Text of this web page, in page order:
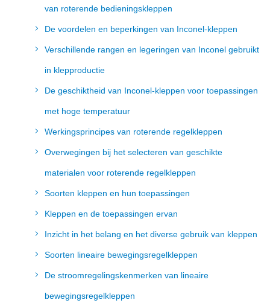
van roterende bedieningskleppen
De voordelen en beperkingen van Inconel-kleppen
Verschillende rangen en legeringen van Inconel gebruikt
in klepproductie
De geschiktheid van Inconel-kleppen voor toepassingen
met hoge temperatuur
Werkingsprincipes van roterende regelkleppen
Overwegingen bij het selecteren van geschikte
materialen voor roterende regelkleppen
Soorten kleppen en hun toepassingen
Kleppen en de toepassingen ervan
Inzicht in het belang en het diverse gebruik van kleppen
Soorten lineaire bewegingsregelkleppen
De stroomregelingskenmerken van lineaire
bewegingsregelkleppen